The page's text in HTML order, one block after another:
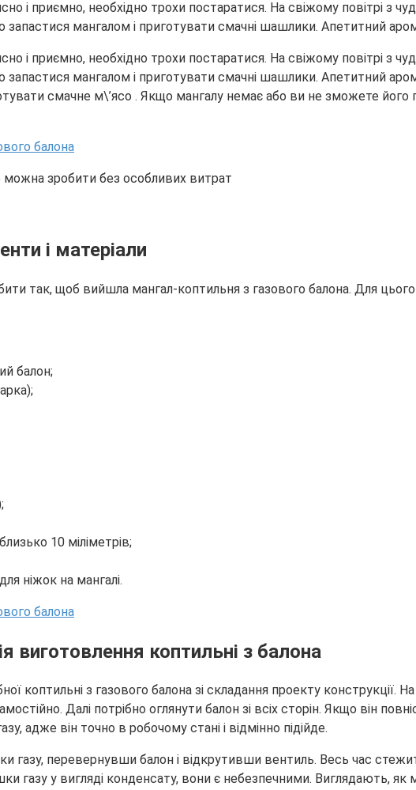
і приємно, необхідно трохи постаратися. На свіжому повітрі
запастися мангалом і приготувати смачні шашлики. Апетитний
і приємно, необхідно трохи постаратися. На свіжому повітрі
запастися мангалом і приготувати смачні шашлики. Апетитний
смачне м\’ясо . Якщо мангалу немає або ви не зможете
зробити без особливих витрат
і матеріали
так, щоб вийшла мангал-коптильня з газового балона. Для цього
балон;
10 міліметрів;
ніжок на мангалі.
виготовлення коптильні з балона
коптильні з газового балона зі складання проекту конструкції.
Далі потрібно оглянути балон зі всіх сторін. Якщо він
адже він точно в робочому стані і відмінно підійде.
газу, перевернувши балон і відкрутивши вентиль. Весь час
газу у вигляді конденсату, вони є небезпечними. Виглядають, як